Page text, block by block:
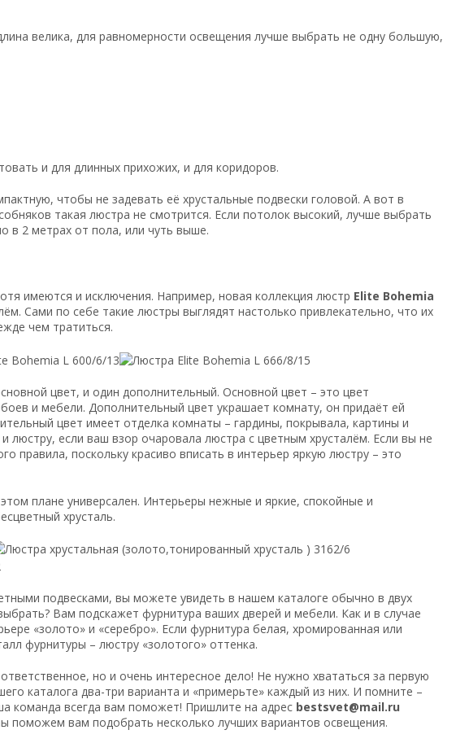
велика, для равномерности освещения лучше выбрать не одну большую,
и для длинных прихожих, и для коридоров.
чтобы не задевать её хрустальные подвески головой. А вот в
такая люстра не смотрится. Если потолок высокий, лучше выбрать
в 2 метрах от пола, или чуть выше.
имеются и исключения. Например, новая коллекция люстр Elite Bohemia
Сами по себе такие люстры выглядят настолько привлекательно, что их
чем тратиться.
цвет, и один дополнительный. Основной цвет – это цвет
и мебели. Дополнительный цвет украшает комнату, он придаёт ей
цвет имеет отделка комнаты – гардины, покрывала, картины и
если ваш взор очаровала люстра с цветным хрусталём. Если вы не
правила, поскольку красиво вписать в интерьер яркую люстру – это
плане универсален. Интерьеры нежные и яркие, спокойные и
хрусталь.
подвесками, вы можете увидеть в нашем каталоге обычно в двух
Вам подскажет фурнитура ваших дверей и мебели. Как и в случае
«золото» и «серебро». Если фурнитура белая, хромированная или
фурнитуры – люстру «золотого» оттенка.
но и очень интересное дело! Не нужно хвататься за первую
каталога два-три варианта и «примерьте» каждый из них. И помните –
команда всегда вам поможет! Пришлите на адрес bestsvet@mail.ru
вам подобрать несколько лучших вариантов освещения.